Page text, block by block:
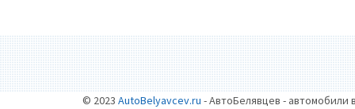
© 2023 AutoBelyavcev.ru - АвтоБелявцев - автомобили